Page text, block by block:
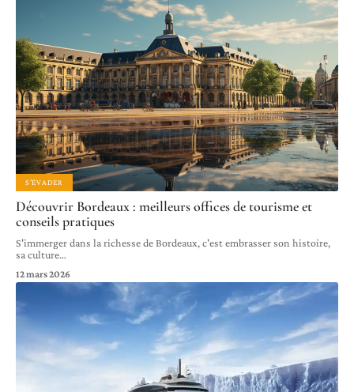
S'ÉVADER
Découvrir Bordeaux : meilleurs offices de tourisme et
conseils pratiques
S'immerger dans la richesse de Bordeaux, c'est embrasser son histoire,
sa culture…
12 mars 2026